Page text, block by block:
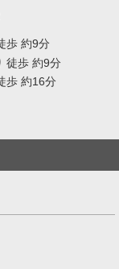
歩 約9分
徒歩 約9分
歩 約16分